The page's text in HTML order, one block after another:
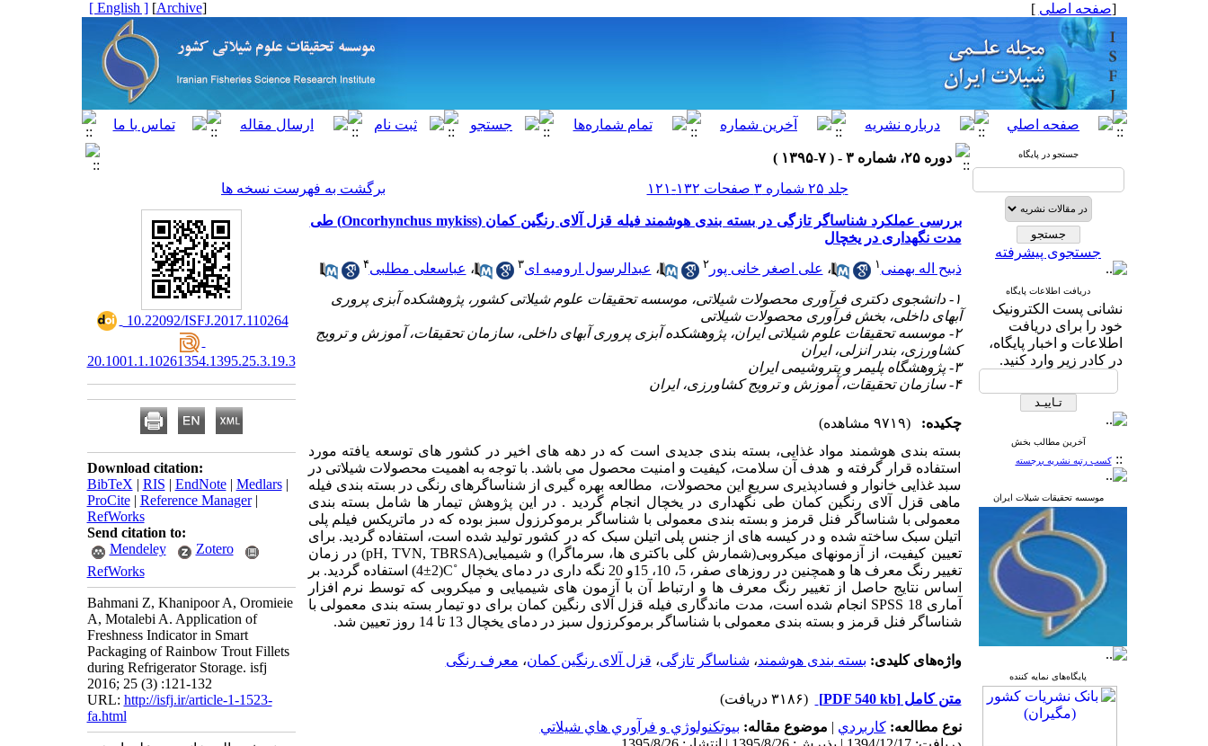
[صفحه اصلی ]
[
Archive
]
[ English ]
جستجو در پایگاه
جستجوی پیشرفته
دریافت اطلاعات پایگاه
نشانی پست الکترونیک
خود را برای دریافت
اطلاعات و اخبار پایگاه،
در کادر زیر وارد کنید.
آخرین مطالب بخش
::کسب رتبه نشریه برجسته
موسسه تحقیقات شیلات ایران
پایگاه‌های نمایه کننده
دوره ۲۵، شماره ۳ - ( ۷-۱۳۹۵ )
جلد ۲۵ شماره ۳ صفحات ۱۳۲-۱۲۱
برگشت به فهرست نسخه ها
بررسی عملکرد شناساگر تازگی در بسته بندی هوشمند فیله قزل آلای رنگین کمان (Oncorhynchus mykiss) طی
مدت نگهداری در یخچال
ذبیح اله بهمنی ۱ ، علی اصغر خانی پور ۲ ، عبدالرسول ارومیه ای۳ ، عباسعلی مطلبی۴
۱- دانشجوی دکتری فرآوری محصولات شیلاتی، موسسه تحقیقات علوم شیلاتی کشور، پژوهشکده آبزی پروری
آبهای داخلی، بخش فرآوری محصولات شیلاتی
۲- موسسه تحقیقات علوم شیلاتی ایران، پژوهشکده آبزی پروری آبهای داخلی، سازمان تحقیقات، آموزش و ترویج
کشاورزی، بندر انزلی، ایران
۳- پژوهشگاه پلیمر و پتروشیمی ایران
۴- سازمان تحقیقات، آموزش و ترویج کشاورزی، ایران
چکیده:
(۹۷۱۹ مشاهده)
بسته بندی هوشمند مواد غذایی، بسته بندی جدیدی است که در دهه های اخیر در کشور های توسعه یافته مورد
استفاده قرار گرفته و هدف آن سلامت، کیفیت و امنیت محصول می باشد. با توجه به اهمیت محصولات شیلاتی در
سبد غذایی خانوار و فسادپذیری سریع این محصولات، مطالعه بهره گیری از شناساگرهای رنگی در بسته بندی فیله
ماهی قزل آلای رنگین کمان طی نگهداری در یخچال انجام گردید . در این پژوهش تیمار ها شامل بسته بندی
معمولی با شناساگر فنل قرمز و بسته بندی معمولی با شناساگر برموکرزول سبز بوده که در ماتریکس فیلم پلی
اتیلن سبک ساخته شده و در کیسه های از جنس پلی اتیلن سبک که در کشور تولید شده است، استفاده گردید. برای
تعیین کیفیت، از آزمونهای میکروبی(شمارش کلی باکتری ها، سرماگرا) و شیمیایی(pH, TVN, TBRSA) در زمان
تغییر رنگ معرف ها و همچنین در روزهای صفر، 5، 10، 15و 20 نگه داری در دمای یخچال
C˚
(2±4) استفاده گردید. بر
اساس نتایج حاصل از تغییر رنگ معرف ها و ارتباط آن با آزمون های شیمیایی و میکروبی که توسط نرم افزار
آماریSPSS 18 انجام شده است، مدت ماندگاری فیله قزل آلای رنگین کمان برای دو تیمار بسته بندی معمولی با
شناساگر فنل قرمز و بسته بندی معمولی با شناساگر برموکرزول سبز در دمای یخچال 13 تا 14 روز تعیین شد.
واژه‌های کلیدی: بسته بندی هوشمند، شناساگر تازگی، قزل آلای رنگین کمان، معرف رنگی
متن کامل[PDF 540 kb]
(۳۱۸۶ دریافت)
نوع مطالعه:كاربردي | موضوع مقاله: بيوتكنولوژي و فرآوري هاي شيلاتي
‎ 10.22092/ISFJ.2017.110264
20.1001.1.10261354.1395.25.3.19.3
Download citation:
BibTeX | RIS | EndNote| Medlars|
ProCite| Reference Manager|
RefWorks
Send citation to:
Mendeley
Zotero
RefWorks
Bahmani Z, Khanipoor A, Oromieie
A, Motalebi A. Application of
Freshness Indicator in Smart
Packaging of Rainbow Trout Fillets
during Refrigerator Storage. isfj
2016; 25 (3) :121-132
URL: http://isfj.ir/article-1-1523-
fa.html